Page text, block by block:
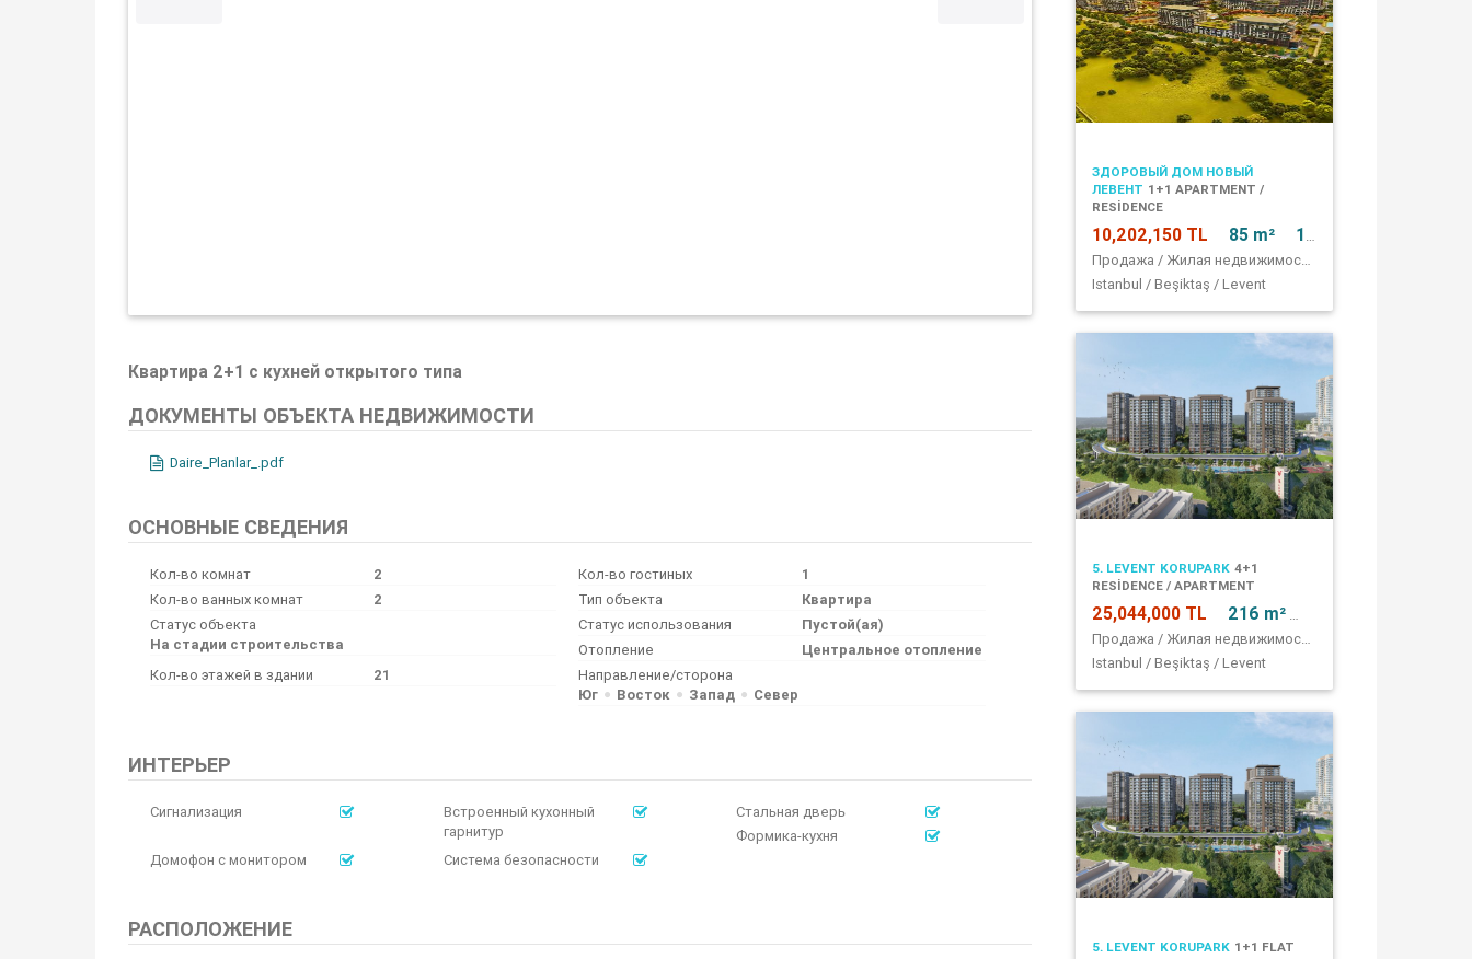
Квартира 2+1 с кухней открытого типа
ДОКУМЕНТЫ ОБЪЕКТА НЕДВИЖИМОСТИ
Daire_Planlar_.pdf
ОСНОВНЫЕ СВЕДЕНИЯ
Кол-во комнат 2 Кол-во гостиных
1
Кол-во ванных комнат
2 Тип объекта
Квартира
Статус объекта
На стадии строительства
Статус использования
Пустой(ая)
Отопление
Центральное отопление
Кол-во этажей в здании
21
Направление/сторона
Юг
Восток Запад Север
ИНТЕРЬЕР
Сигнализация
Встроенный кухонный
гарнитур
Стальная дверь
Формика-кухня
Домофон с монитором
Система безопасности
РАСПОЛОЖЕНИЕ
ЗДОРОВЫЙ ДОМ НОВЫЙ
ЛЕВЕНТ 1+1 APARTMENT /
RESİDENCE
10,202,150 TL 85 m² 1 + 1
Продажа / Жилая недвижимость / квартира
Istanbul / Beşiktaş / Levent
5. LEVENT KORUPARK 4+1
RESİDENCE / APARTMENT
25,044,000 TL 216 m²
Продажа / Жилая недвижимость / квартира
Istanbul / Beşiktaş / Levent
5. LEVENT KORUPARK 1+1 FLAT